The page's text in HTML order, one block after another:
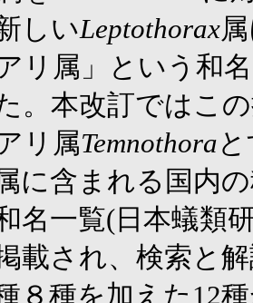
しいLeptothorax
リ属」という和
。本改訂ではこ
リ属Temnothora
に含まれる国内
名一覧(日本蟻類
載され、検索と
８種を加えた12